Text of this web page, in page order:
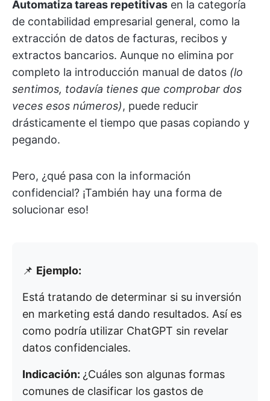
Automatiza tareas repetitivas en la categoría
de contabilidad empresarial general, como la
extracción de datos de facturas, recibos y
extractos bancarios. Aunque no elimina por
completo la introducción manual de datos (lo
sentimos, todavía tienes que comprobar dos
veces esos números), puede reducir
drásticamente el tiempo que pasas copiando y
pegando.
Pero, ¿qué pasa con la información
confidencial? ¡También hay una forma de
solucionar eso!
📌 Ejemplo:
Está tratando de determinar si su inversión
en marketing está dando resultados. Así es
como podría utilizar ChatGPT sin revelar
datos confidenciales.
Indicación: ¿Cuáles son algunas formas
comunes de clasificar los gastos de